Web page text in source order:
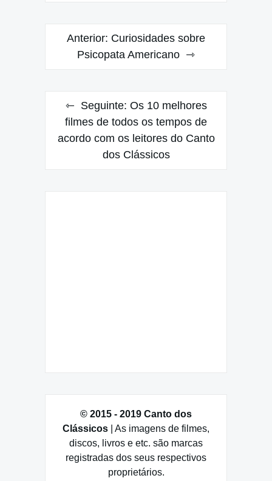
Navegação
Anterior: Curiosidades sobre
Psicopata Americano
Seguinte: Os 10 melhores
filmes de todos os tempos de
acordo com os leitores do Canto
dos Clássicos
© 2015 - 2019 Canto dos
Clássicos | As imagens de filmes,
discos, livros e etc. são marcas
registradas dos seus respectivos
proprietários.